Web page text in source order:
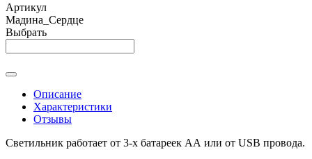
Артикул
Мадина_Сердце
Выбрать
Описание
Характеристики
Отзывы
Светильник работает от 3-х батареек АА или от USB провода.